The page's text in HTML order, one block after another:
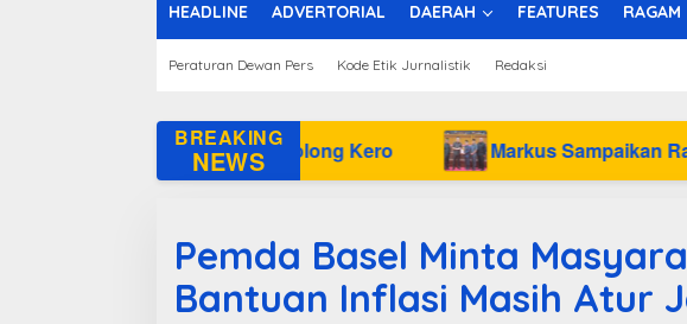
HEADLINE ADVERTORIAL DAERAH FEATURES RAGAM
Peraturan Dewan Pers Kode Etik Jurnalistik Redaksi
BREAKING
NEWS
Buaya di Kolong Kero Markus Sampaikan Rancangan
Pemda Basel Minta
Bantuan Inflasi Masih Atur